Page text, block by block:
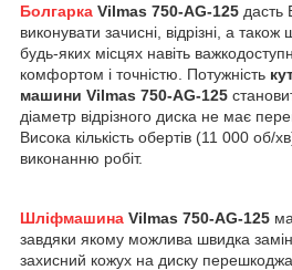
Болгарка Vilmas 750-AG-125 дасть
виконувати зачисні, відрізні, а
будь-яких місцях навіть
комфортом і точністю. Потужність
машини Vilmas 750-AG-125
діаметр відрізного диска не має
Висока кількість обертів (11 000
виконанню робіт.
Шліфмашина Vilmas 750-AG-125
завдяки якому можлива швидка
захисний кожух на диску